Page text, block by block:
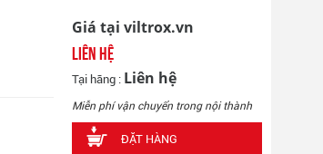
Giá tại viltrox.vn
Liên hệ
Tại hãng : Liên hệ
Miễn phí vận chuyển trong nội thành
ĐẶT HÀNG